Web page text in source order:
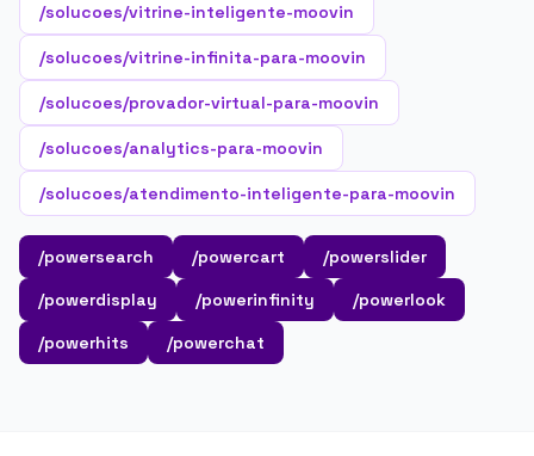
/solucoes/vitrine-inteligente-moovin
/solucoes/vitrine-infinita-para-moovin
/solucoes/provador-virtual-para-moovin
/solucoes/analytics-para-moovin
/solucoes/atendimento-inteligente-para-moovin
/powersearch /powercart
/powerslider
/powerdisplay
/powerinfinity
/powerlook
/powerhits
/powerchat